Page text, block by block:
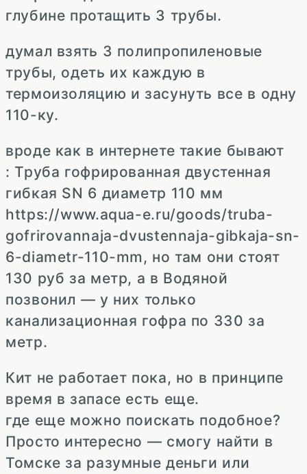
глубине протащить 3 трубы.
думал взять 3 полипропиленовые
трубы, одеть их каждую в
термоизоляцию и засунуть все в одну
110-ку.
вроде как в интернете такие бывают
: Труба гофрированная двустенная
гибкая SN 6 диаметр 110 мм
https://www.aqua-e.ru/goods/truba-
gofrirovannaja-dvustennaja-gibkaja-sn-
6-diametr-110-mm, но там они стоят
130 руб за метр, а в Водяной
позвонил — у них только
канализационная гофра по 330 за
метр.
Кит не работает пока, но в принципе
время в запасе есть еще.
где еще можно поискать подобное?
Просто интересно — смогу найти в
Томске за разумные деньги или